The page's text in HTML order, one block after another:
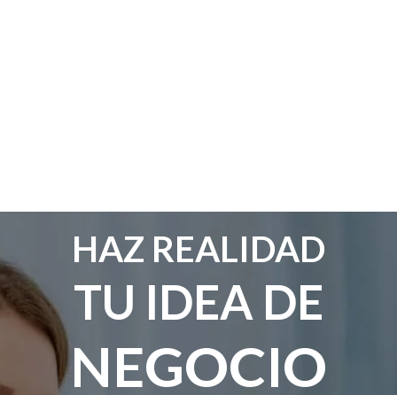
HAZ REALIDAD
TU IDEA DE
NEGOCIO